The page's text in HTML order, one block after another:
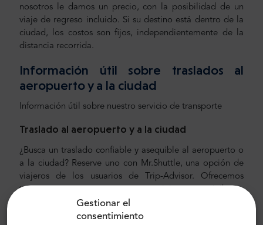
Gestionar el
consentimiento
nosotros le damos un precio, con la posibilidad de un
viaje de regreso incluido. Si su destino está dentro de la
ciudad, los costos son fijos, independientemente de la
distancia recorrida.
Información útil sobre traslados al
aeropuerto y a la ciudad
Información útil sobre nuestro servicio de transporte
Traslado al aeropuerto y a la ciudad
¿Busca un traslado confiable y asequible al aeropuerto o
a la ciudad? Reserve uno con Mr.Shuttle, una opción de
viajeros de los usuarios de Trip-Advisor. Ofrecemos
transporte puerta a puerta en minivans y minibuses
Mercedes-Benz nuevos, modernos y cómodos con aire
acondicionado. Nuestra tripulación está compuesta por